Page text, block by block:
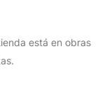
está en obras